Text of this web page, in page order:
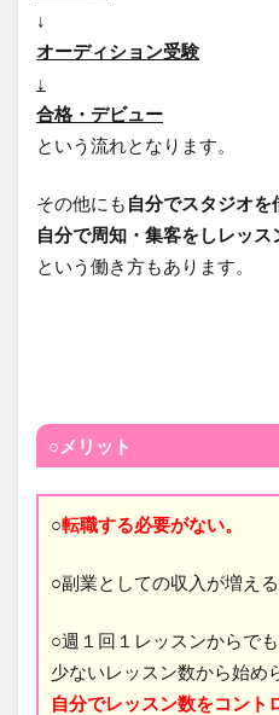
↓
オーディション受験
↓
合格・デビュー
という流れとなります。
その他にも 自分でスタジオを
自分で周知・集客をしレッス
という働き方もあります。
○メリット
○転職する必要がない。
○副業としての収入が増える
○週１回１レッスンからでも
少ないレッスン数から始め
自分でレッスン数をコント